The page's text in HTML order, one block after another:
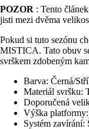
POZOR : Tento
jisti mezi dvěma
Pokud si tuto sezónu
MISTICA. Tato obuv
svrškem zdobeným
Barva: Černá/
Materiál svršku:
Doporučená
Výška
Systém zavírání: